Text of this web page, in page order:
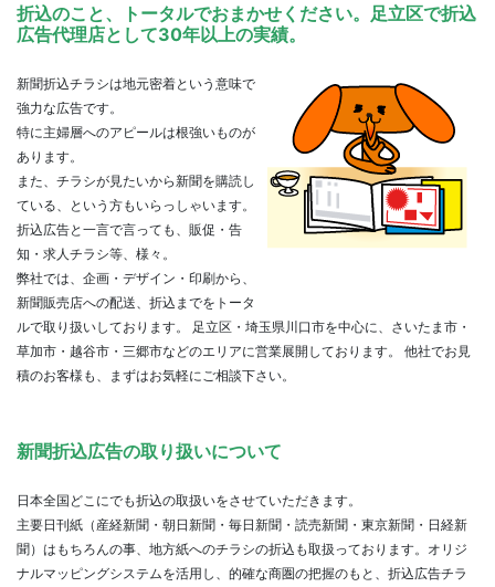
折込のこと、トータルでおまかせください。足立区で折込
広告代理店として30年以上の実績。
新聞折込チラシは地元密着という意味で
強力な広告です。
特に主婦層へのアピールは根強いものが
あります。
また、チラシが見たいから新聞を購読し
ている、という方もいらっしゃいます。
折込広告と一言で言っても、販促・告
知・求人チラシ等、様々。
弊社では、企画・デザイン・印刷から、
新聞販売店への配送、折込までをトータ
ルで取り扱いしております。 足立区・埼玉県川口市を中心に、さいたま市・
草加市・越谷市・三郷市などのエリアに営業展開しております。 他社でお見
積のお客様も、まずはお気軽にご相談下さい。
新聞折込広告の取り扱いについて
日本全国どこにでも折込の取扱いをさせていただきます。
主要日刊紙（産経新聞・朝日新聞・毎日新聞・読売新聞・東京新聞・日経新
聞）はもちろんの事、地方紙へのチラシの折込も取扱っております。オリジ
ナルマッピングシステムを活用し、的確な商圏の把握のもと、折込広告チラ